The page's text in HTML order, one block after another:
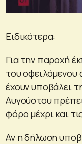
Ειδικότερα:
Για την παροχή
του
έχουν υποβάλει
Αυγούστου
φόρο μέχρι και
Αν η δήλωση